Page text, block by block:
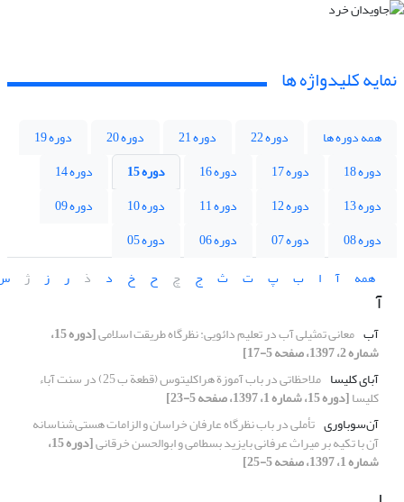
نمایه کلیدواژه ها
همه دوره ها دوره 22 دوره 21 دوره 20
دوره 19
دوره 18
دوره 17 دوره 16 دوره 15
دوره 14
دوره 13
دوره 12 دوره 11 دوره 10
دوره 09
دوره 08
دوره 07 دوره 06
دوره 05
همه
آ ا ب پ ت ث ج چ ح خ د ذ ر ز ژ
آ
آب معانی تمثیلی آب در تعلیم دائویی: نظرگاه طریقت اسلامی [دوره 15،
شماره 2، 1397، صفحه 5-17]
آبای کلیسا
ملاحظاتی در باب آموزة هراکلیتوس (قطعة ب 25) در سنت آباء
کلیسا[دوره 15، شماره 1، 1397، صفحه 5-23]
آن‌سوباوری تأملی در باب نظرگاه عارفان خراسان و الزامات هستی‌شناسانه
آن با تکیه بر میراث عرفانی بایزید بسطامی و ابوالحسن خرقانی [دوره 15،
شماره 1، 1397، صفحه 5-25]